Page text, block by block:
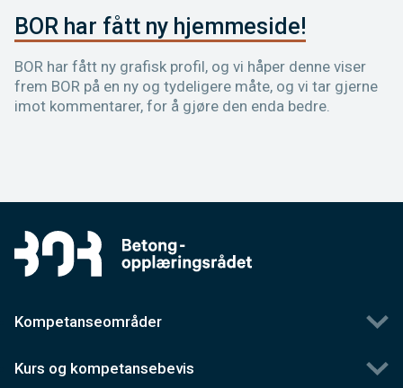
BOR har fått ny hjemmeside!
BOR har fått ny grafisk profil, og vi håper denne viser
frem BOR på en ny og tydeligere måte, og vi tar gjerne
imot kommentarer, for å gjøre den enda bedre.
Kompetanseområder
Kurs og kompetansebevis